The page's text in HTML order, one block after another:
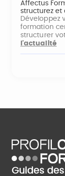
Affectus
structurez et
Développez
formation
structurer
l'actualité
Guides